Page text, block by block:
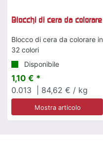
Blocchi di cera da colorare
Blocco di cera da colorare in
32 colori
Disponibile
1,10 € *
0.013
| 84,62 € / kg
Mostra articolo